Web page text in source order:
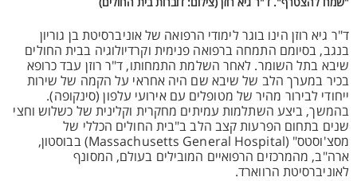
"שמח להצטרף". ד"ר גיא רוזן (צילום: דוברות בית החולים)
ד"ר גיא רוזן הינו בוגר לימודי הרפואה של אוניברסיטת בן גוריון
בנגב, בסיומם התמחה ברפואה פנימית וקרדיולוגיה בבית החולים
שיבא בתל השומר. לאחר השלמת התמחותו, ד"ר רוזן עבד כרופא
בכיר במערך הלב של שיבא שם היה אחראי על הקמה של שירות
ייחודי לבירור מהיר של מטופלים עם אירועי עלפון (סינקופה).
בהמשך, ביצע השתלמות עמיתים מחקרית וקלינית של כשלוש וחצי
שנים בתחום הפרעות קצב הלב ב"בית החולים הכללי של
מסצ'וסטס" (Massachusetts General Hospital) בבוסטון,
ארה"ב, מהמרכזים הרפואיים המובילים בעולם, המסונף
לאוניברסיטת הרווארד.